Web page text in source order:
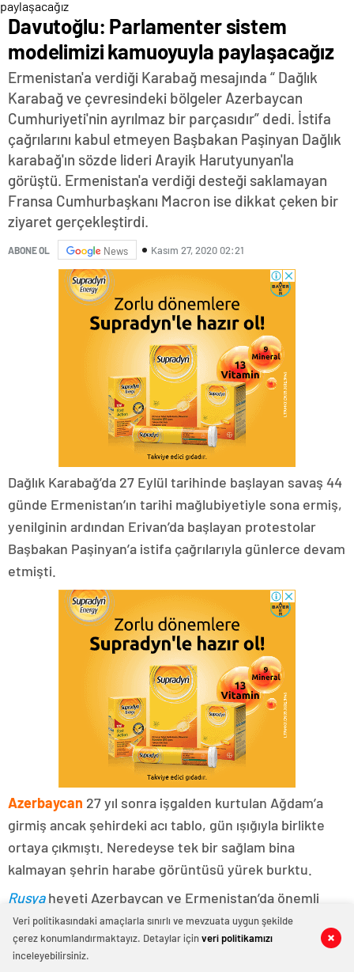
0 2
0 0
Davutoğlu: Parlamenter sistem
modelimizi kamuoyuyla paylaşacağız
Ermenistan'a verdiği Karabağ mesajında “ Dağlık
Karabağ ve çevresindeki bölgeler Azerbaycan
Cumhuriyeti'nin ayrılmaz bir parçasıdır” dedi. İstifa
çağrılarını kabul etmeyen Başbakan Paşinyan Dağlık
karabağ'ın sözde lideri Arayik Harutyunyan'la
görüştü. Ermenistan'a verdiği desteği saklamayan
Fransa Cumhurbaşkanı Macron ise dikkat çeken bir
ziyaret gerçekleştirdi.
ABONE OL News Kasım 27, 2020 02:21
0 0
Dağlık Karabağ’da 27 Eylül tarihinde başlayan savaş 44
günde Ermenistan’ın tarihi mağlubiyetiyle sona ermiş,
yenilginin ardından Erivan’da başlayan protestolar
Başbakan Paşinyan’a istifa çağrılarıyla günlerce devam
etmişti.
Azerbaycan 27 yıl sonra işgalden kurtulan Ağdam’a
girmiş ancak şehirdeki acı tablo, gün ışığıyla birlikte
ortaya çıkmıştı. Neredeyse tek bir sağlam bina
kalmayan şehrin harabe görüntüsü yürek burktu.
Rusyaheyeti Azerbaycan ve Ermenistan’da önemli
görüşmeler gerçekleştirirken Paşinyan’a tüm
umutlarını başladığı Rusya’dan yine kötü haber geldi.
Veri politikasındaki amaçlarla sınırlı ve mevzuata uygun şekilde
çerez konumlandırmaktayız. Detaylar içinveri politikamızı
inceleyebilirsiniz.